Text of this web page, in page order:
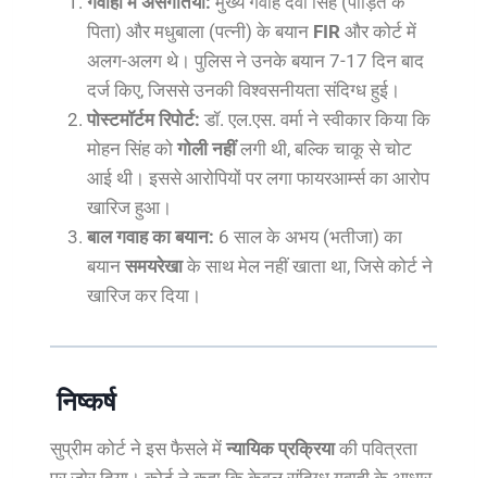
पिता) और मधुबाला (पत्नी) के बयान FIR और कोर्ट में
अलग-अलग थे। पुलिस ने उनके बयान 7-17 दिन बाद
दर्ज किए, जिससे उनकी विश्वसनीयता संदिग्ध हुई।
पोस्टमॉर्टम रिपोर्ट: डॉ. एल.एस. वर्मा ने स्वीकार किया कि
मोहन सिंह को गोली नहींलगी थी, बल्कि चाकू से चोट
आई थी। इससे आरोपियों पर लगा फायरआर्म्स का आरोप
खारिज हुआ।
बाल गवाह का बयान: 6 साल के अभय (भतीजा) का
बयान समयरेखाके साथ मेल नहीं खाता था, जिसे कोर्ट ने
खारिज कर दिया।
निष्कर्ष
सुप्रीम कोर्ट ने इस फैसले में न्यायिक प्रक्रियाकी पवित्रता